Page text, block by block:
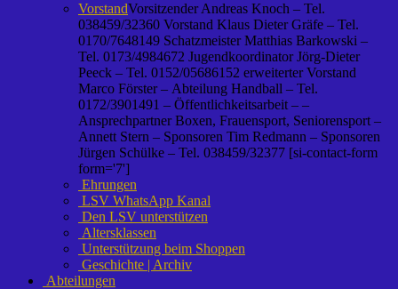
VorstandVorsitzender Andreas Knoch – Tel.
038459/32360 Vorstand Klaus Dieter Gräfe – Tel.
0170/7648149 Schatzmeister Matthias Barkowski –
Tel. 0173/4984672 Jugendkoordinator Jörg-Dieter
Peeck – Tel. 0152/05686152 erweiterter Vorstand
Marco Förster – Abteilung Handball – Tel.
0172/3901491 – Öffentlichkeitsarbeit – –
Ansprechpartner Boxen, Frauensport, Seniorensport –
Annett Stern – Sponsoren Tim Redmann – Sponsoren
Jürgen Schülke – Tel. 038459/32377 [si-contact-form
form='7']
Ehrungen
LSV WhatsApp Kanal
Den LSV unterstützen
Altersklassen
Unterstützung beim Shoppen
Geschichte | Archiv
Abteilungen